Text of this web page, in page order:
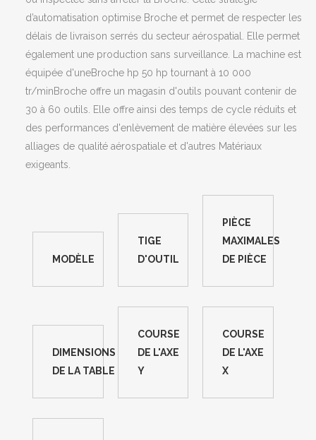
d’automatisation optimise Broche et permet de respecter les
délais de livraison serrés du secteur aérospatial. Elle permet
également une production sans surveillance. La machine est
équipée d'uneBroche hp 50 hp tournant à 10 000
tr/minBroche offre un magasin d'outils pouvant contenir de
30 à 60 outils. Elle offre ainsi des temps de cycle réduits et
des performances d'enlèvement de matière élevées sur les
alliages de qualité aérospatiale et d'autres Matériaux
exigeants.
MODÈLE
TIGE
D'OUTIL
PIÈCE
MAXIMALES
DE PIÈCE
DIMENSIONS
DE LA TABLE
COURSE
DE L'AXE
Y
COURSE
DE L'AXE
X